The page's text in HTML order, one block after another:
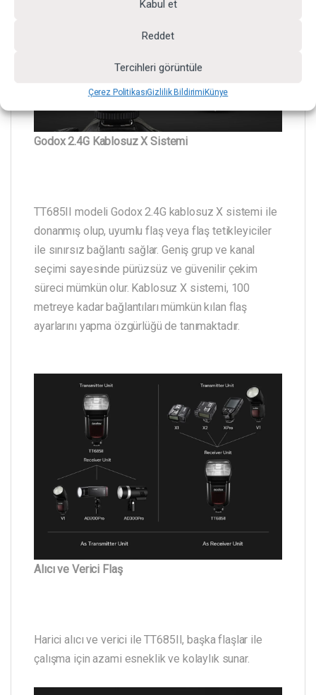
Kabul et
Reddet
Tercihleri görüntüle
Çerez PolitikasıGizlilik BildirimiKünye
Godox 2.4G Kablosuz X Sistemi
TT685II modeli Godox 2.4G kablosuz X sistemi ile
donanmış olup, uyumlu flaş veya flaş tetikleyiciler
ile sınırsız bağlantı sağlar. Geniş grup ve kanal
seçimi sayesinde pürüzsüz ve güvenilir çekim
süreci mümkün olur. Kablosuz X sistemi, 100
metreye kadar bağlantıları mümkün kılan flaş
ayarlarını yapma özgürlüğü de tanımaktadır.
Alıcı ve Verici Flaş
Harici alıcı ve verici ile TT685II, başka flaşlar ile
çalışma için azami esneklik ve kolaylık sunar.